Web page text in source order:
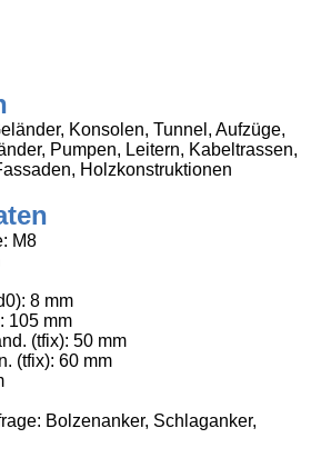
Konsolen, Tunnel, Aufzüge,
Pumpen, Leitern, Kabeltrassen,
Holzkonstruktionen
M8
8 mm
105 mm
(tfix): 50 mm
(tfix): 60 mm
Bolzenanker, Schlaganker,